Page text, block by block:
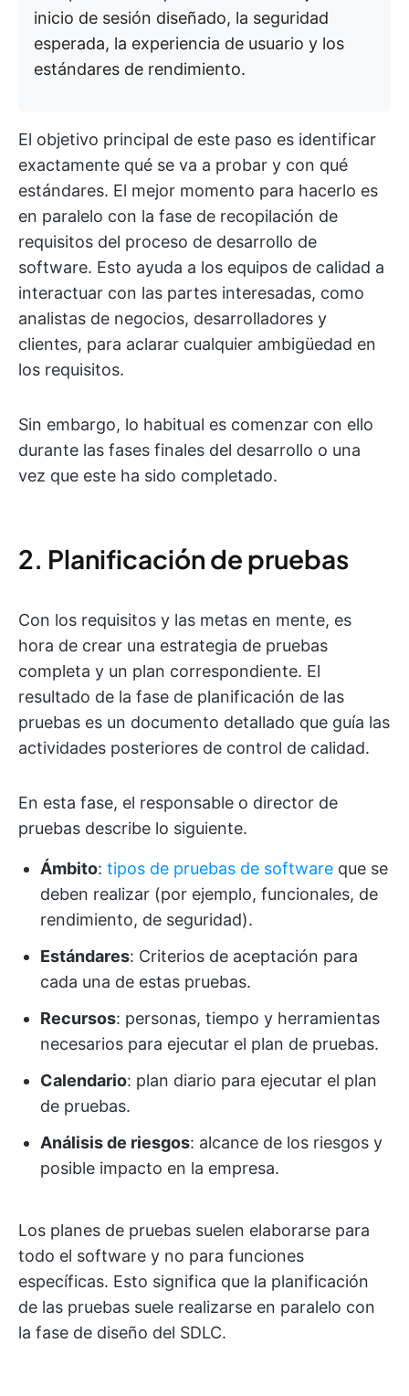
inicio de sesión diseñado, la seguridad
esperada, la experiencia de usuario y los
estándares de rendimiento.
El objetivo principal de este paso es identificar
exactamente qué se va a probar y con qué
estándares. El mejor momento para hacerlo es
en paralelo con la fase de recopilación de
requisitos del proceso de desarrollo de
software. Esto ayuda a los equipos de calidad a
interactuar con las partes interesadas, como
analistas de negocios, desarrolladores y
clientes, para aclarar cualquier ambigüedad en
los requisitos.
Sin embargo, lo habitual es comenzar con ello
durante las fases finales del desarrollo o una
vez que este ha sido completado.
2. Planificación de pruebas
Con los requisitos y las metas en mente, es
hora de crear una estrategia de pruebas
completa y un plan correspondiente. El
resultado de la fase de planificación de las
pruebas es un documento detallado que guía las
actividades posteriores de control de calidad.
En esta fase, el responsable o director de
pruebas describe lo siguiente.
Ámbito: tipos de pruebas de software que se
deben realizar (por ejemplo, funcionales, de
rendimiento, de seguridad).
Estándares: Criterios de aceptación para
cada una de estas pruebas.
Recursos: personas, tiempo y herramientas
necesarios para ejecutar el plan de pruebas.
Calendario: plan diario para ejecutar el plan
de pruebas.
Análisis de riesgos: alcance de los riesgos y
posible impacto en la empresa.
Los planes de pruebas suelen elaborarse para
todo el software y no para funciones
específicas. Esto significa que la planificación
de las pruebas suele realizarse en paralelo con
la fase de diseño del SDLC.